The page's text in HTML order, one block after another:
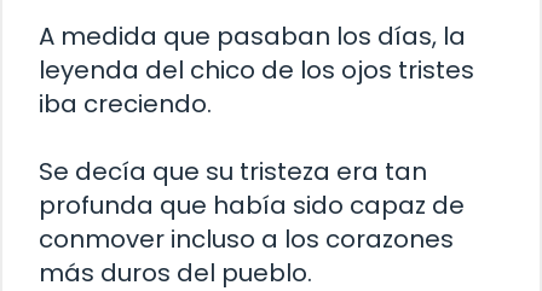
A medida que pasaban los días, la
leyenda del chico de los ojos tristes
iba creciendo.
Se decía que su tristeza era tan
profunda que había sido capaz de
conmover incluso a los corazones
más duros del pueblo.